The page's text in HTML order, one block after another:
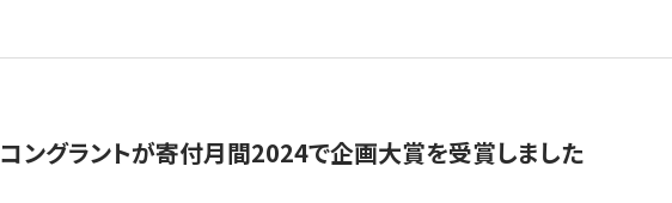
コングラントが寄付月間2024で企画大賞を受賞しました